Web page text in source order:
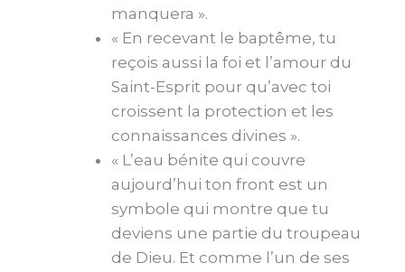
manquera ».
« En recevant le baptême, tu
reçois aussi la foi et l’amour du
Saint-Esprit pour qu’avec toi
croissent la protection et les
connaissances divines ».
« L’eau bénite qui couvre
aujourd’hui ton front est un
symbole qui montre que tu
deviens une partie du troupeau
de Dieu. Et comme l’un de ses